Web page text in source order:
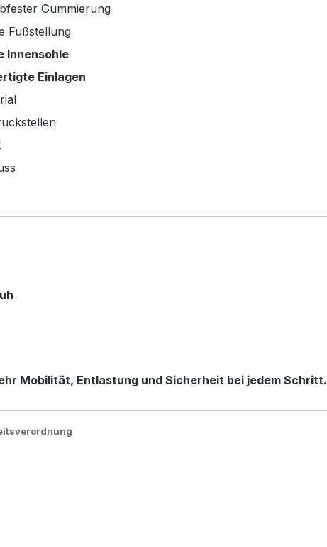
Gummierung
Fußstellung
Innensohle
Einlagen
Mobilität, Entlastung und Sicherheit bei jedem Schritt.